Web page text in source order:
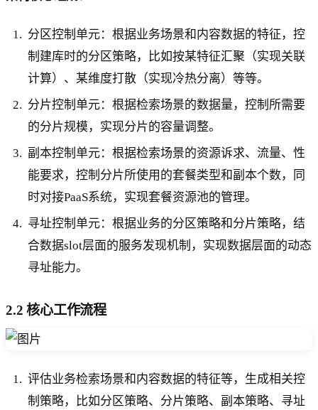
分区控制单元：根据业务场景和内容数据的特征，控
制建库时的分区策略，比如按某特征汇聚（实现关联
计算）、某维度打散（实现冷热分离）等等。
分片控制单元：根据检索场景的数据量，控制所需要
的分片规模，实现分片的容量调整。
副本控制单元：根据检索场景的资源诉求、流量、性
能要求，控制分片所使用的套餐类型和副本个数，同
时对接PaaS系统，实现套餐资源池的管理。
寻址控制单元：根据业务的分区策略和分片策略，结
合数据slot层面的服务发现机制，实现数据层面的动态
寻址能力。
2.2 核心工作流程
评估业务检索场景和内容数据的特征等，生成相关控
制策略，比如分区策略、分片策略、副本策略、寻址